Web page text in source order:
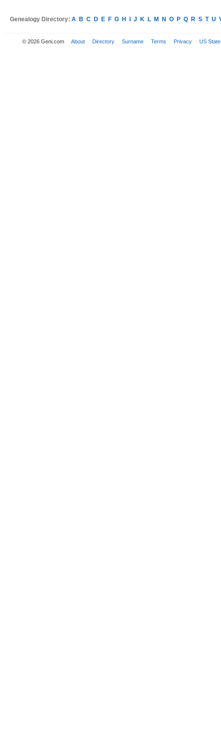
Genealogy Directory: A B C D E F G H J K L M N O P Q R S T U
© 2026 Geni.com About Directory Surname Terms Privacy US